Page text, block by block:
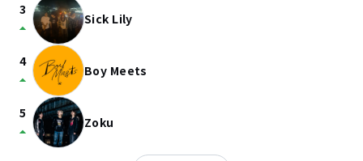
3
arrow_drop_up Sick Lily
4
arrow_drop_up Boy Meets
5
arrow_drop_up Zoku